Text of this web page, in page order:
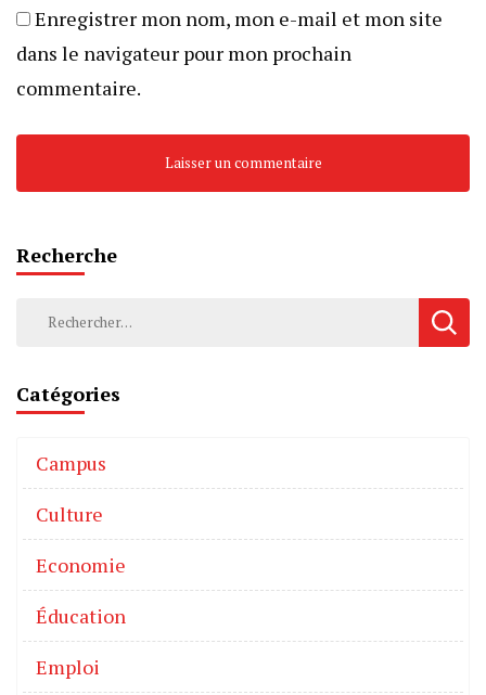
Enregistrer mon nom, mon e-mail et mon site
dans le navigateur pour mon prochain
commentaire.
Recherche
Catégories
Campus
Culture
Economie
Éducation
Emploi